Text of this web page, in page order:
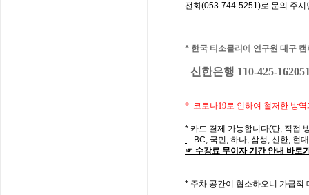
전화(053-744-5251)로 문의 주시
* 한국 티소믈리에 연구원 대구
신한은행 110-425-
* 코로나19로 인하여 철저한 방
* 카드 결제 가능합니다(단, 직접
- BC, 국민, 하나, 삼성, 신한, 현
☞ 수강료 무이자 기간 안내 바로
* 주차 공간이 협소하오니 가급적